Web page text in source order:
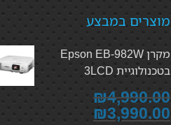
מוצרים במבצע
מקרן Epson EB-982W
בטכנולוגיית 3LCD
₪4,990.00
₪3,990.00